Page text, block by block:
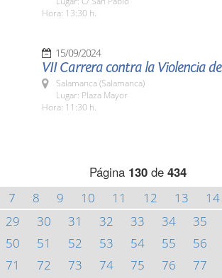
Hora: 13:30 h.
15/09/2024
VII Carrera contra la Violencia
Salamanca (Salamanca)
Lugar: Plaza Mayor
Hora: 11:30 h.
Página 130de 434
7 8 9 10 11 12 13 14
29 30 31 32 33 34 35
50 51 52 53 54 55 56
71 72 73 74 75 76 77